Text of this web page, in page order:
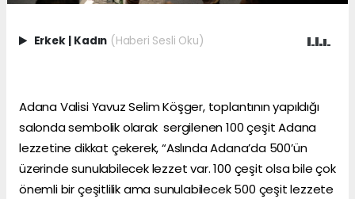
Erkek | Kadın (Haberi Sesli Oku)
Adana Valisi Yavuz Selim Köşger, toplantının yapıldığı
salonda sembolik olarak sergilenen 100 çeşit Adana
lezzetine dikkat çekerek, “Aslında Adana’da 500’ün
üzerinde sunulabilecek lezzet var. 100 çeşit olsa bile çok
önemli bir çeşitlilik ama sunulabilecek 500 çeşit lezzete